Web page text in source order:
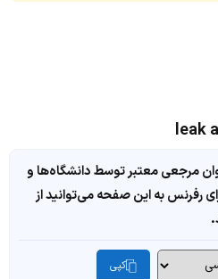
مرجعی معتبر توسط دانشگاه‌ها و
رفرنس به این صفحه می‌توانید از
کپی